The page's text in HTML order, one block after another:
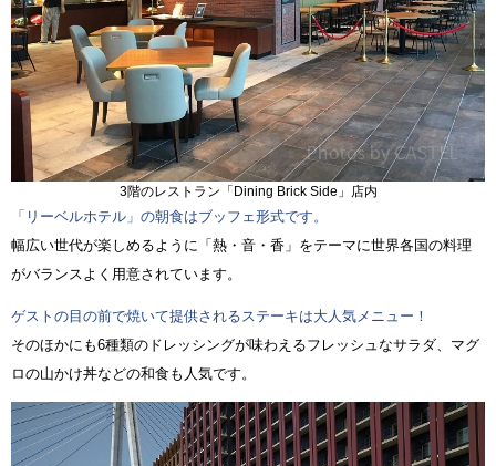
3階のレストラン「Dining Brick Side」店内
「リーベルホテル」の朝食はブッフェ形式です。
幅広い世代が楽しめるように「熱・音・香」をテーマに世界各国の料理
がバランスよく用意されています。
ゲストの目の前で焼いて提供されるステーキは大人気メニュー！
そのほかにも6種類のドレッシングが味わえるフレッシュなサラダ、マグ
ロの山かけ丼などの和食も人気です。